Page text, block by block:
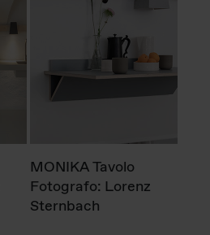
MONIKA Tavolo
Fotografo: Lorenz
Sternbach